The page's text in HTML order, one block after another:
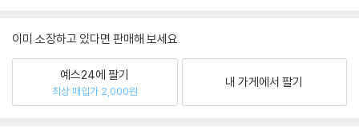
이미 소장하고 있다면 판매해 보세요.
예스24에 팔기
최상 매입가 2,000원
내 가게에서 팔기